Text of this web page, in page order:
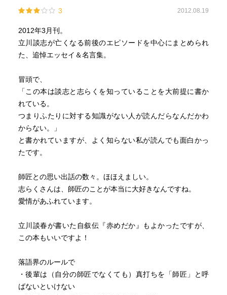
「馬鹿は群れたがる」
「志ん朝より五百円高くしろ」
「生き甲斐なんて少ないほうがよい」
「馬鹿は隣の火事より怖い」
「お前がいるから助かる」
「ひばりは下品だ」
「人生成り行き」
「ありがとう」
「電気つけろ」
あ、７つくらい知らないのがありました（笑）
3 2012.08.19
2012年3月刊。
立川談志が亡くなる前後のエピソードを中心にまとめられ
た、追悼エッセイ＆名言集。
冒頭で、
「この本は談志と志らくを知っていることを大前提に書か
れている。
つまりふたりに対する知識がない人が読んだらなんだかわ
からない。」
と書かれていますが、よく知らない私が読んでも面白かっ
たです。
師匠との思い出話の数々。ほほえましい。
志らくさんは、師匠のことが本当に大好きなんですね。
愛情があふれています。
立川談春が書いた自叙伝『赤めだか』もよかったですが、
この本もいいですよ！
落語界のルールで
・後輩は（自分の師匠でなくても）真打ちを「師匠」と呼
ばないといけない